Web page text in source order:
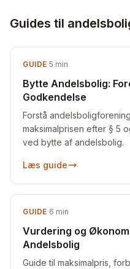
Guides til
GUIDE·5 min
Bytte Andelsbolig:
Godkendelse
Forstå
maksimalprisen efter § 5
ved bytte af andelsbolig.
Læs guide
GUIDE·6 min
Vurdering og
Andelsbolig
Guide til maksimalpris,